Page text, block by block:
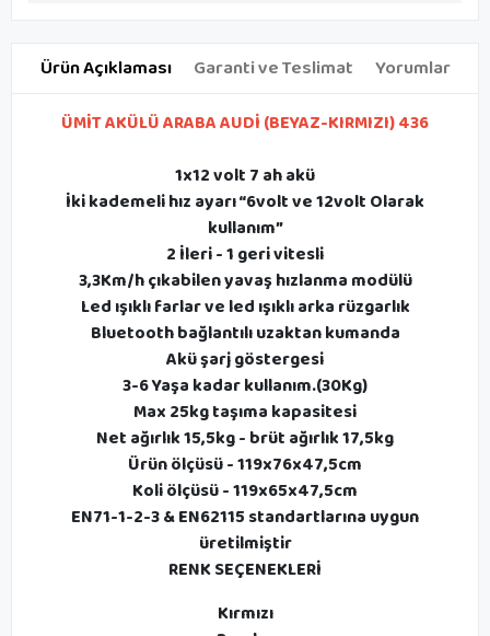
Ürün Açıklaması Garanti ve Teslimat Yorumlar
ÜMİT AKÜLÜ ARABA AUDİ (BEYAZ-KIRMIZI) 436
1x12 volt 7 ah akü
İki kademeli hız ayarı “6volt ve 12volt Olarak
kullanım”
2 İleri - 1 geri vitesli
3,3Km/h çıkabilen yavaş hızlanma modülü
Led ışıklı farlar ve led ışıklı arka rüzgarlık
Bluetooth bağlantılı uzaktan kumanda
Akü şarj göstergesi
3-6 Yaşa kadar kullanım.(30Kg)
Max 25kg taşıma kapasitesi
Net ağırlık 15,5kg - brüt ağırlık 17,5kg
Ürün ölçüsü - 119x76x47,5cm
Koli ölçüsü - 119x65x47,5cm
EN71-1-2-3 & EN62115 standartlarına uygun
üretilmiştir
RENK SEÇENEKLERİ
Kırmızı